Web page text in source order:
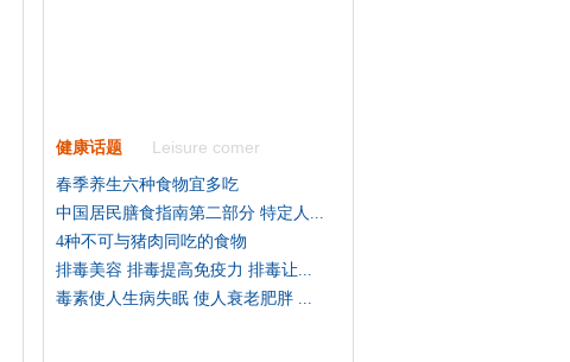
健康话题 Leisure comer
春季养生六种食物宜多吃
中国居民膳食指南第二部分 特定人...
4种不可与猪肉同吃的食物
排毒美容 排毒提高免疫力 排毒让...
毒素使人生病失眠 使人衰老肥胖 ...